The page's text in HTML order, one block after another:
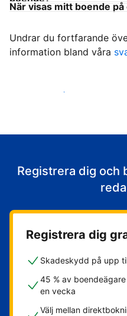
När visas mitt boende på
Undrar du fortfarande
information bland våra
Börja ta emot gäster
Registrera dig och
Registrera dig
Skadeskydd på upp
45 % av
en vecka
Välj mellan